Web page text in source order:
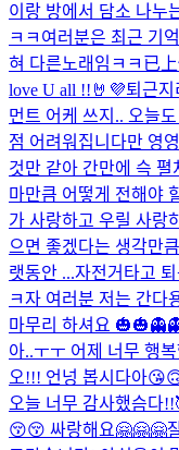
이랑 방에서 담소 나누
ㅋㅋ 여러분은 최근 기
혀 다른노래임ㅋㅋ 已
love U all !!🤘💜퇴근지
먼트 어케 쓰지.. 오늘
점 어려워집니다만 영
것만 같아 간만에 슥
마만큼 어떻게 전해야
가 사랑하고 우릴 사랑
으면 좋겠다는 생각만
랫동안 ...자전거타고
ㅋ자 여러분 저는 간다
마무리 하셔요
아..ㅜㅜ 어제 너무 행
오!!! 언넝 봅시다아
오늘 너무 감사했슴
😚😚 싸랑해요🤗🤗🤗